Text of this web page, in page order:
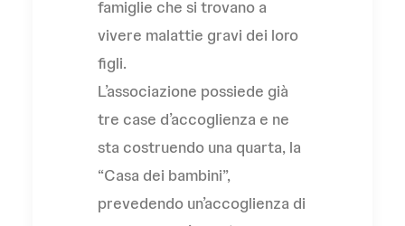
famiglie che si trovano a
vivere malattie gravi dei loro
figli.
L’associazione possiede già
tre case d’accoglienza e ne
sta costruendo una quarta, la
“Casa dei bambini”,
prevedendo un’accoglienza di